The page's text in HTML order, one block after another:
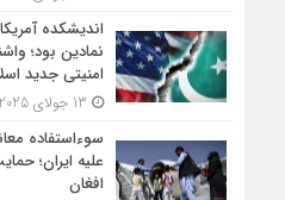
اندیشکده
نمادین بود؛
امنیتی جدید
سوءاستفاده
علیه ایران؛
افغان